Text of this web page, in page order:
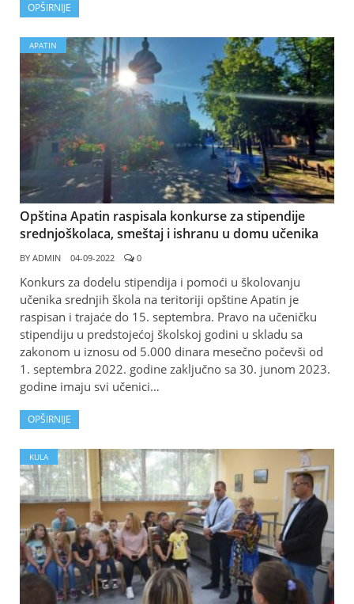
OPŠIRNIJE
APATIN
Opština Apatin raspisala konkurse za stipendije
srednjoškolaca, smeštaj i ishranu u domu učenika
BY ADMIN 04-09-2022 0
Konkurs za dodelu stipendija i pomoći u školovanju
učenika srednjih škola na teritoriji opštine Apatin je
raspisan i trajaće do 15. septembra. Pravo na učeničku
stipendiju u predstojećoj školskoj godini u skladu sa
zakonom u iznosu od 5.000 dinara mesečno počevši od
1. septembra 2022. godine zaključno sa 30. junom 2023.
godine imaju svi učenici…
OPŠIRNIJE
KULA